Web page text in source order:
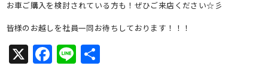
お車ご購入を検討されている方も！ぜひご来店ください☆彡
皆様のお越しを社員一同お待ちしております！！！
X Facebook
Line共